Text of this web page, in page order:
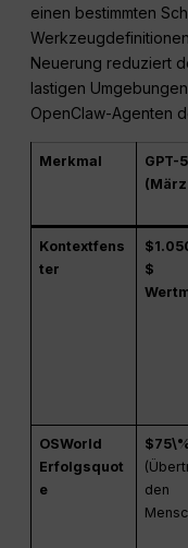
einen bestimmten
Neuerung reduziert
lastigen
OpenClaw-Agenten
Merkmal
GPT-
Kontextfens
ter
$
OSWorld
Erfolgsquot
e
den